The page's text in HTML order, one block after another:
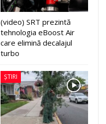
(video) SRT prezintă
tehnologia eBoost Air
care elimină decalajul
turbo
ȘTIRI